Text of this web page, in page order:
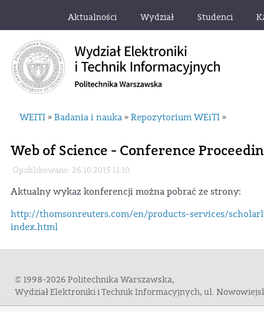
Aktualności Wydział Studenci
WEITI » Badania i nauka » Repozytorium WEiTI »
Web of Science - Conference
Opublikowano: 26.10.2015 11:10
Aktualny wykaz konferencji można pobrać ze strony:
http://thomsonreuters.com/en/products-services/
index.html
© 1998-2026 Politechnika Warszawska,
Wydział Elektroniki i Technik Informacyjnych, ul.